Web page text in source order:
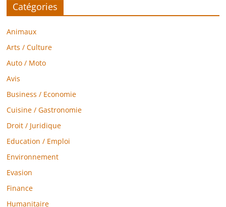
Catégories
Animaux
Arts / Culture
Auto / Moto
Avis
Business / Economie
Cuisine / Gastronomie
Droit / Juridique
Education / Emploi
Environnement
Evasion
Finance
Humanitaire